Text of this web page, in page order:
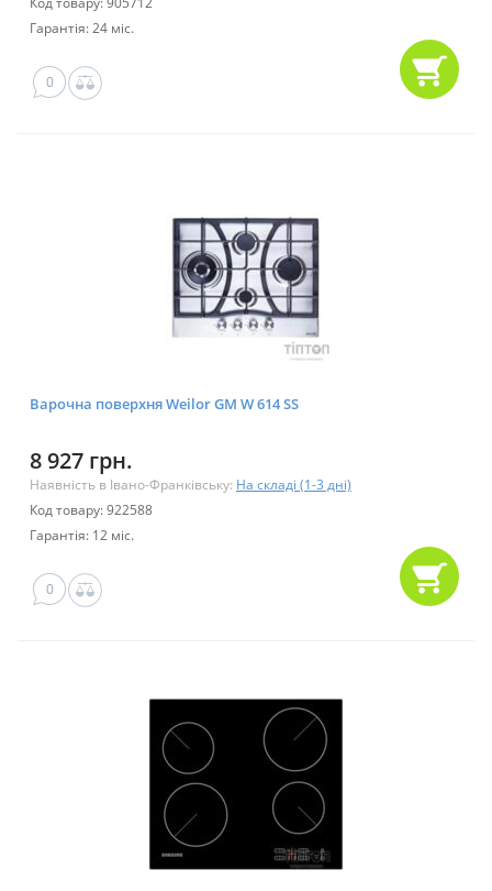
Гарантія: 24 міс.
0
Варочна поверхня Weilor GM W 614 SS
8 927 грн.
Наявність в Івано-Франківську: На складі (1-3 дні)
Код товару: 922588
Гарантія: 12 міс.
0